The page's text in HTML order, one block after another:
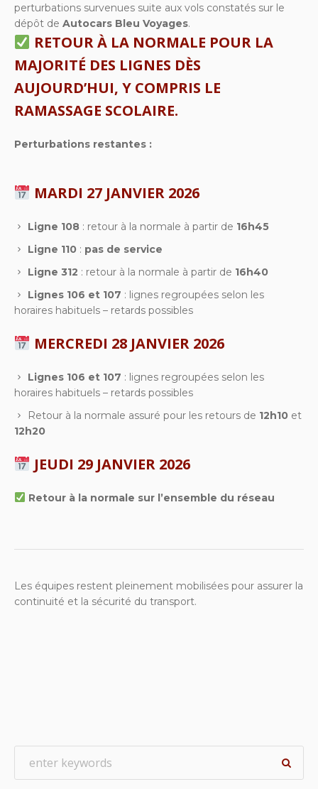
perturbations survenues suite aux vols constatés sur le
dépôt de Autocars Bleu Voyages.
RETOUR À LA NORMALE POUR LA
MAJORITÉ DES LIGNES DÈS
AUJOURD’HUI, Y COMPRIS LE
RAMASSAGE SCOLAIRE.
Perturbations restantes :
MARDI 27 JANVIER 2026
Ligne 108 : retour à la normale à partir de 16h45
Ligne 110: pas de service
Ligne 312 : retour à la normale à partir de 16h40
Lignes 106 et 107 : lignes regroupées selon les
horaires habituels – retards possibles
MERCREDI 28 JANVIER 2026
Lignes 106 et 107 : lignes regroupées selon les
horaires habituels – retards possibles
Retour à la normale assuré pour les retours de 12h10et
12h20
JEUDI 29 JANVIER 2026
Retour à la normale sur l’ensemble du réseau
Les équipes restent pleinement mobilisées pour assurer la
continuité et la sécurité du transport.